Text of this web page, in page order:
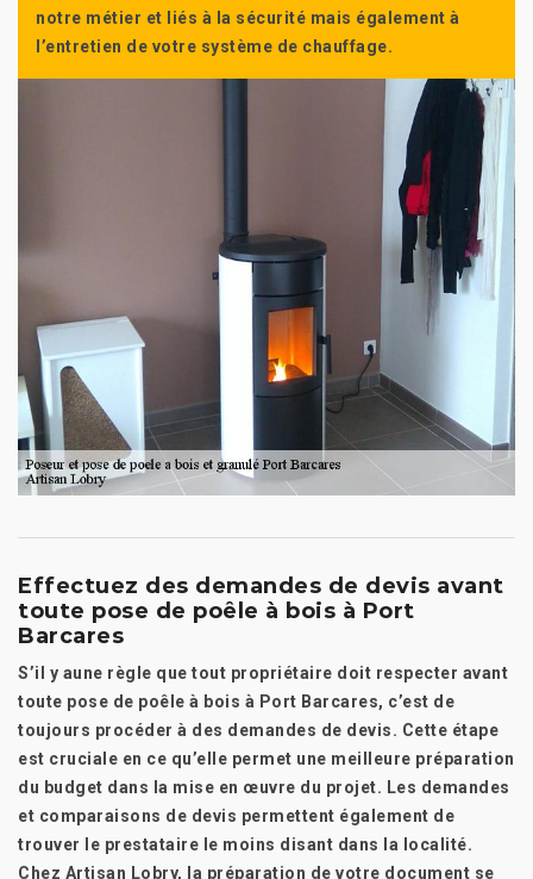
notre métier et liés à la sécurité mais également à
l’entretien de votre système de chauffage.
Effectuez des demandes de devis avant
toute pose de poêle à bois à Port
Barcares
S’il y aune règle que tout propriétaire doit respecter avant
toute pose de poêle à bois à Port Barcares, c’est de
toujours procéder à des demandes de devis. Cette étape
est cruciale en ce qu’elle permet une meilleure préparation
du budget dans la mise en œuvre du projet. Les demandes
et comparaisons de devis permettent également de
trouver le prestataire le moins disant dans la localité.
Chez Artisan Lobry, la préparation de votre document se